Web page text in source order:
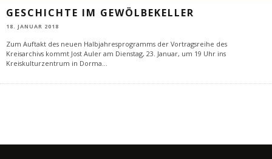
GESCHICHTE IM GEWÖLBEKELLER
18. JANUAR 2018
Zum Auftakt des neuen Halbjahresprogramms der Vortragsreihe des
Kreisarchivs kommt Jost Auler am Dienstag, 23. Januar, um 19 Uhr ins
Kreiskulturzentrum in Dorma...